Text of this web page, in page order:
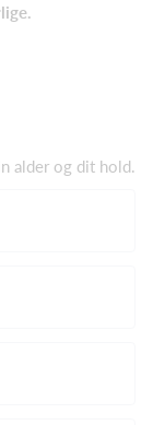
alder og dit hold.